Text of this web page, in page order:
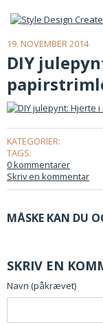
19. NOVEMBER 2014
DIY
KATEGORIER:
TAGS:
0 kommentarer
Skriv en kommentar
MÅSKE KAN DU
SKRIV EN
Navn (påkrævet)